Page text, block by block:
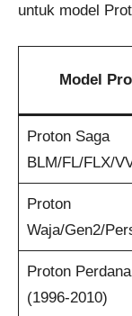
untuk model
Model
Proton Saga
BLM/FL/FLX/
Proton
Waja/Gen2/
Proton
(1996-2010)